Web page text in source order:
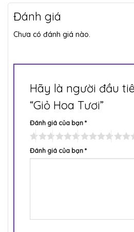
Đánh giá
Chưa có đánh giá nào.
Hãy là người đầu
“Giỏ Hoa Tươi”
Đánh giá của bạn*
Đánh giá của bạn*